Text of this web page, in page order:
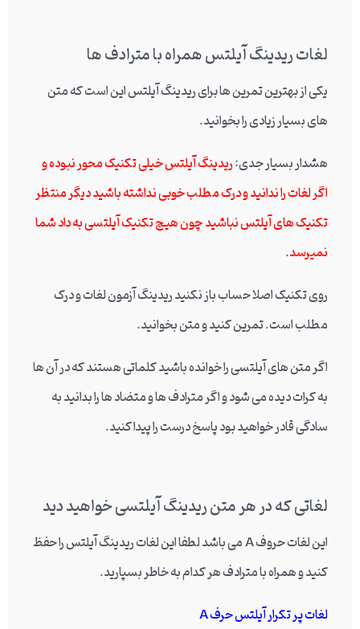
لغات ریدینگ آیلتس همراه با مترادف ها
یکی از بهترین تمرین ها برای ریدینگ آیلتس این است که متن
های بسیار زیادی را بخوانید.
هشدار بسیار جدی:ریدینگ آیلتس خیلی تکنیک محور نبوده و
اگر لغات را ندانید و درک مطلب خوبی نداشته باشید دیگر منتظر
تکنیک های آیلتس نباشید چون هیچ تکنیک آیلتسی به داد شما
نمیرسد.
روی تکنیک اصلا حساب باز نکنید ریدینگ آزمون لغات و درک
مطلب است. تمرین کنید و متن بخوانید.
اگر متن های آیلتسی را خوانده باشید کلماتی هستند که در آن ها
به کرات دیده می شود و اگر مترادف ها و متضاد ها را بدانید به
سادگی قادر خواهید بود پاسخ درست را پیدا کنید.
لغاتی که در هر متن ریدینگ آیلتسی خواهید دید
این لغات حروف A می باشد لطفا این لغات ریدینگ آیلتس را حفظ
کنید و همراه با مترادف هر کدام به خاطر بسپارید.
لغات پر تکرار آیلتس حرف A